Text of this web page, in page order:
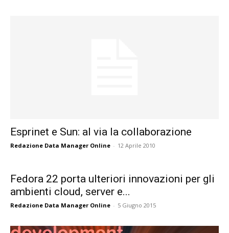
Esprinet e Sun: al via la collaborazione
Redazione Data Manager Online - 12 Aprile 2010
Fedora 22 porta ulteriori innovazioni per gli
ambienti cloud, server e...
Redazione Data Manager Online - 5 Giugno 2015